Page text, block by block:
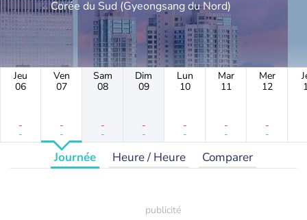
Corée du Sud (Gyeongsang du Nord)
Jeu
06
-
-
Ven
07
-
-
Sam
08
-
-
Dim
09
-
-
Lun
10
-
-
Mar
11
-
-
Mer
12
-
-
Journée Heure / Heure Comparer